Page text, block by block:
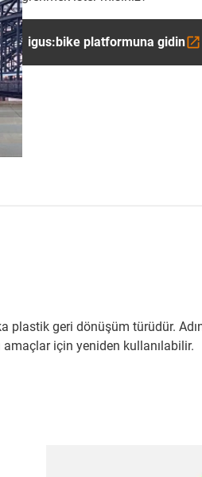
igus:bike platformuna gidin
geri dönüşüm türüdür.
için yeniden kullanılabilir.